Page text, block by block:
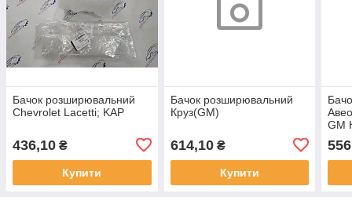
Бачок розширювальний
Chevrolet Lacetti; KAP
436,10 ₴
Купити
Бачок розширювальний
Круз(GM)
614,10₴
Купити
GM